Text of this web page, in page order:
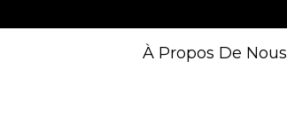
À Propos De Nous